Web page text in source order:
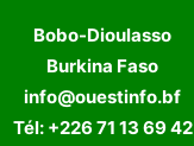
Bobo-Dioulasso
Burkina Faso
info@ouestinfo.bf
Tél: +226 71 13 69 42